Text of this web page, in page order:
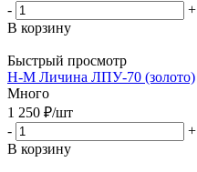
-
+
В корзину
Быстрый просмотр
Н-М Личина ЛПУ-70 (золото)
Много
1 250 ₽/шт
-
+
В корзину